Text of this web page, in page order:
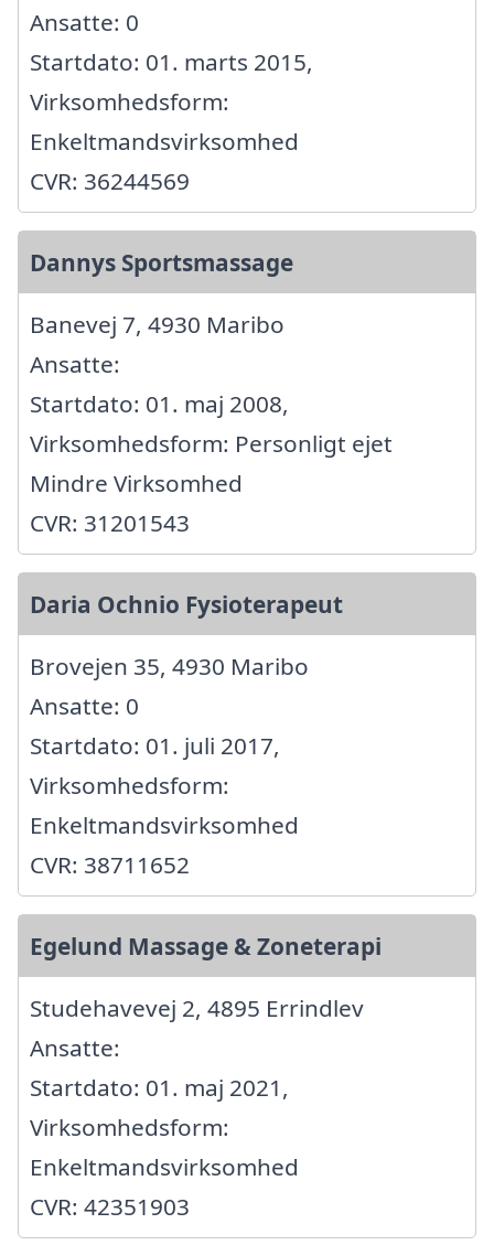
Ansatte: 0
Startdato: 01. marts 2015,
Virksomhedsform:
Enkeltmandsvirksomhed
CVR: 36244569
Dannys Sportsmassage
Banevej 7, 4930 Maribo
Ansatte:
Startdato: 01. maj 2008,
Virksomhedsform: Personligt ejet
Mindre Virksomhed
CVR: 31201543
Daria Ochnio Fysioterapeut
Brovejen 35, 4930 Maribo
Ansatte: 0
Startdato: 01. juli 2017,
Virksomhedsform:
Enkeltmandsvirksomhed
CVR: 38711652
Egelund Massage & Zoneterapi
Studehavevej 2, 4895 Errindlev
Ansatte:
Startdato: 01. maj 2021,
Virksomhedsform:
Enkeltmandsvirksomhed
CVR: 42351903